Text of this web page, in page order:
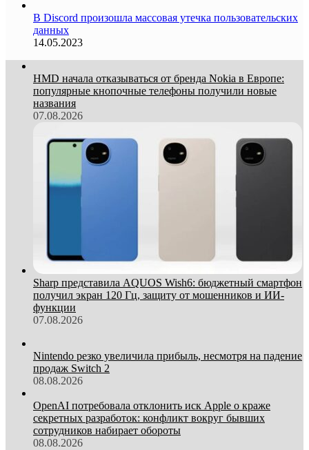
В Discord произошла массовая утечка пользовательских
данных
14.05.2023
HMD начала отказываться от бренда Nokia в Европе:
популярные кнопочные телефоны получили новые
названия
07.08.2026
Sharp представила AQUOS Wish6: бюджетный смартфон
получил экран 120 Гц, защиту от мошенников и ИИ-
функции
07.08.2026
Nintendo резко увеличила прибыль, несмотря на падение
продаж Switch 2
08.08.2026
OpenAI потребовала отклонить иск Apple о краже
секретных разработок: конфликт вокруг бывших
сотрудников набирает обороты
08.08.2026